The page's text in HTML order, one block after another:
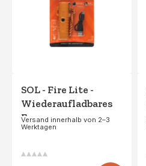
SOL - Fire Lite -
Wiederaufladbares
Feuerzeug
Versand innerhalb von 2–3
Werktagen